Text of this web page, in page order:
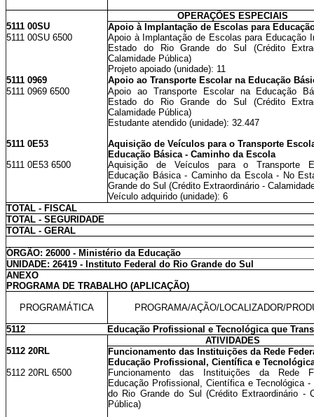
OPERAÇÕES ESPECIAIS
5111 00SU
Apoio à Implantação de Escolas para
5111 00SU 6500
Apoio à Implantação de Escolas para Educação
Estado do Rio Grande do Sul (Crédito
Calamidade Pública)
Projeto apoiado (unidade): 11
5111 0969
Apoio ao Transporte Escolar na Educação
5111 0969 6500
Apoio ao Transporte Escolar na Educação
Estado do Rio Grande do Sul (Crédito
Calamidade Pública)
Estudante atendido (unidade): 32.447
5111 0E53
Aquisição de Veículos para o Transporte
Educação Básica - Caminho da Escola
5111 0E53 6500
Aquisição de Veículos para o Transporte
Educação Básica - Caminho da Escola - No
Grande do Sul (Crédito Extraordinário -
Veículo adquirido (unidade): 6
TOTAL - FISCAL
TOTAL - SEGURIDADE
TOTAL - GERAL
ÓRGÃO: 26000 - Ministério da Educação
UNIDADE: 26419 - Instituto Federal do Rio Grande do Sul
ANEXO
PROGRAMA DE TRABALHO (APLICAÇÃO)
PROGRAMÁTICA PROGRAMA/AÇÃO/LOCALIZADOR/
5112
Educação Profissional e Tecnológica que
ATIVIDADES
5112 20RL
Funcionamento das Instituições da Rede
Educação Profissional, Científica e
5112 20RL 6500
Funcionamento das Instituições da Rede
Educação Profissional, Científica e Tecnológica -
do Rio Grande do Sul (Crédito Extraordinário -
Pública)